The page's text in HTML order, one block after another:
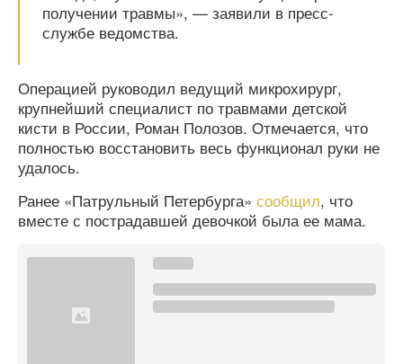
получении травмы», — заявили в пресс-
службе ведомства.
Операцией руководил ведущий микрохирург,
крупнейший специалист по травмами детской
кисти в России, Роман Полозов. Отмечается, что
полностью восстановить весь функционал руки не
удалось.
Ранее «Патрульный Петербурга» сообщил, что
вместе с пострадавшей девочкой была ее мама.